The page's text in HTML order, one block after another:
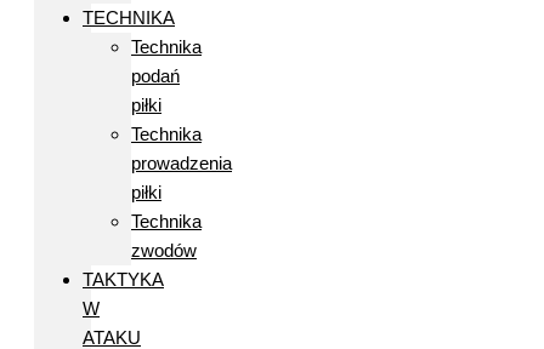
TECHNIKA
Technika
podań
piłki
Technika
prowadzenia
piłki
Technika
zwodów
TAKTYKA
W
ATAKU